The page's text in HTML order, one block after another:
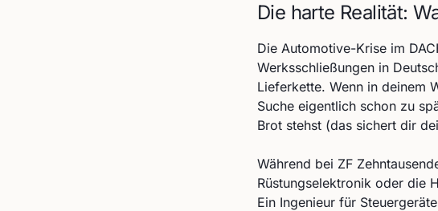
Die harte Realität:
Die Automotive-Krise im
Werksschließungen in
Lieferkette. Wenn in deinem
Suche eigentlich schon zu
Brot stehst (das sichert dir
Während bei ZF
Rüstungselektronik oder die
Ein Ingenieur für